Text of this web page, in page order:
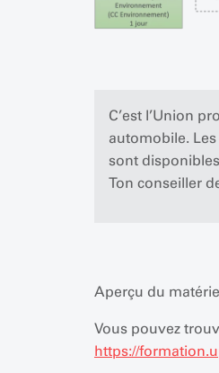
C’est l’Union
automobile.
sont
Ton conseiller
Aperçu du
Vous pouvez
https://